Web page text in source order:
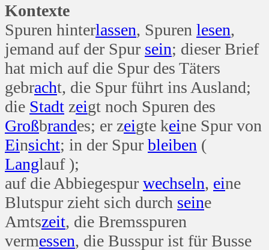
Kontexte
Spuren hinterlassen, Spuren lesen,
jemand auf der Spur sein; dieser Brief
hat mich auf die Spur des Täters
gebracht, die Spur führt ins Ausland;
die Stadt zeigt noch Spuren des
Großbrandes; er zeigte keine Spur von
Einsicht; in der Spur bleiben (
Langlauf );
auf die Abbiegespur wechseln, eine
Blutspur zieht sich durch seine
Amtszeit, die Bremsspuren
vermessen, die Busspur ist für Busse